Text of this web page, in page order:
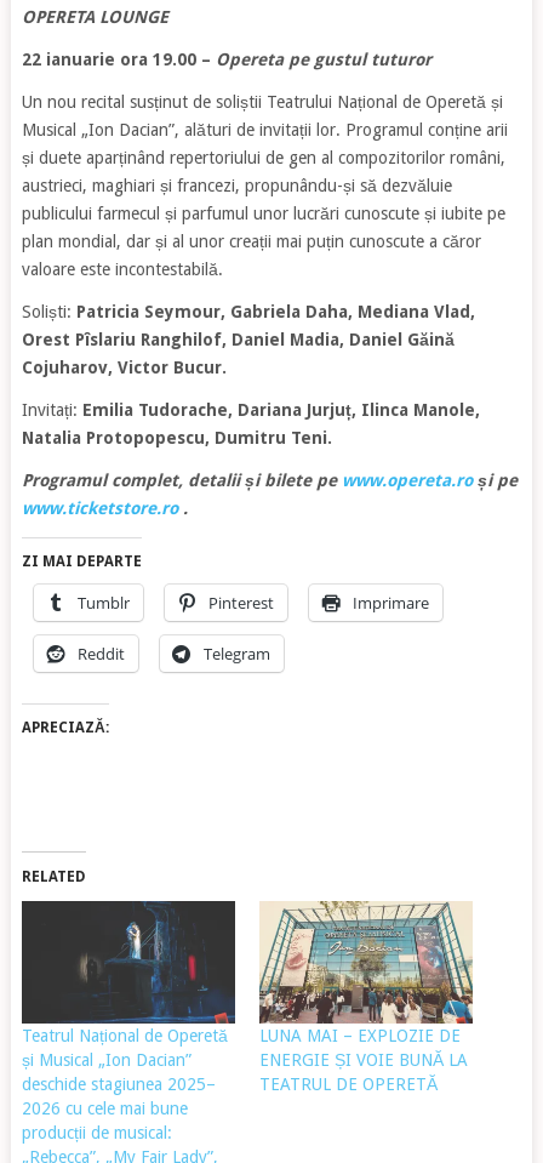
OPERETA LOUNGE
22 ianuarie ora 19.00 – Opereta pe gustul tuturor
Un nou recital susținut de soliștii Teatrului Național de Operetă și
Musical „Ion Dacian”, alături de invitații lor. Programul conține arii
și duete aparținând repertoriului de gen al compozitorilor români,
austrieci, maghiari și francezi, propunându-și să dezvăluie
publicului farmecul și parfumul unor lucrări cunoscute și iubite pe
plan mondial, dar și al unor creații mai puțin cunoscute a căror
valoare este incontestabilă.
Soliști: Patricia Seymour, Gabriela Daha, Mediana Vlad,
Orest Pîslariu Ranghilof, Daniel Madia, Daniel Găină
Cojuharov, Victor Bucur.
Invitați: Emilia Tudorache, Dariana Jurjuț, Ilinca Manole,
Natalia Protopopescu, Dumitru Teni.
Programul complet, detalii și bilete pe www.opereta.roși pe
www.ticketstore.ro.
ZI MAI DEPARTE
Tumblr Pinterest Imprimare
Reddit Telegram
APRECIAZĂ:
RELATED
Teatrul Național de Operetă
și Musical „Ion Dacian”
deschide stagiunea 2025–
2026 cu cele mai bune
producții de musical:
„Rebecca”, „My Fair Lady”,
LUNA MAI – EXPLOZIE DE
ENERGIE ȘI VOIE BUNĂ LA
TEATRUL DE OPERETĂ